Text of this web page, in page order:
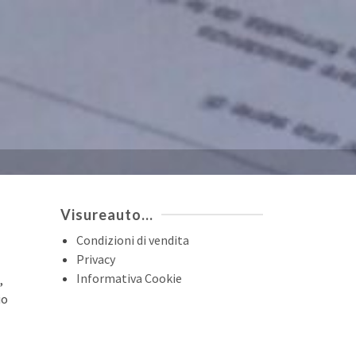
Visureauto…
Condizioni di vendita
Privacy
Informativa Cookie